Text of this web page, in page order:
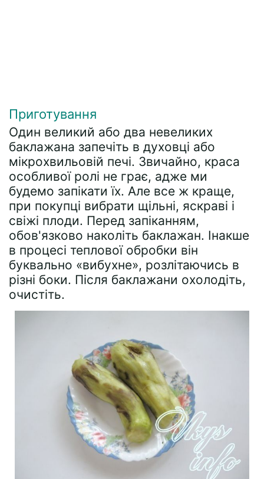
Приготування
Один великий або два невеликих
баклажана запечіть в духовці або
мікрохвильовій печі. Звичайно, краса
особливої ролі не грає, адже ми
будемо запікати їх. Але все ж краще,
при покупці вибрати щільні, яскраві і
свіжі плоди. Перед запіканням,
обов'язково наколіть баклажан. Інакше
в процесі теплової обробки він
буквально «вибухне», розлітаючись в
різні боки. Після баклажани охолодіть,
очистіть.